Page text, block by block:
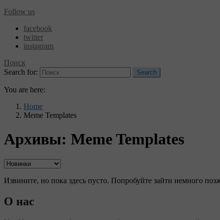
Follow us
facebook
twitter
instagram
Поиск
Search for:
Search
You are here:
Home
Meme Templates
Архивы: Meme Templates
Извините, но пока здесь пусто. Попробуйте зайти немного
О нас